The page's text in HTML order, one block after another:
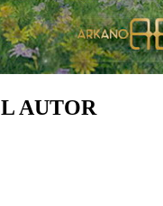
AUTOR